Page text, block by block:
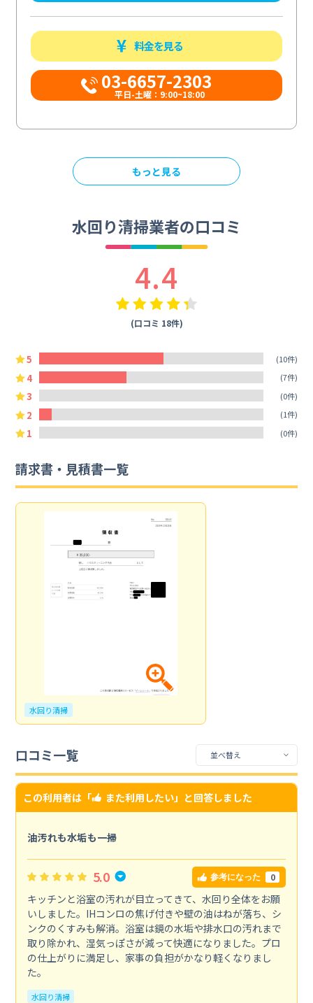
料金を見る
03-6657-2303
平日-土曜：9:00~18:00
もっと見る
水回り清掃業者の口コミ
4.4
(口コミ 18件)
5 (10件)
4 (7件)
3 (0件)
2 (1件)
1 (0件)
請求書・見積書一覧
水回り清掃
口コミ一覧
この利用者は「 また利用したい」と回答しました
油汚れも水垢も一掃
5.0 参考になった 0
キッチンと浴室の汚れが目立ってきて、水回り全体をお願
いしました。IHコンロの焦げ付きや壁の油はねが落ち、シ
ンクのくすみも解消。浴室は鏡の水垢や排水口の汚れまで
取り除かれ、湿気っぽさが減って快適になりました。プロ
の仕上がりに満足し、家事の負担がかなり軽くなりまし
た。
水回り清掃